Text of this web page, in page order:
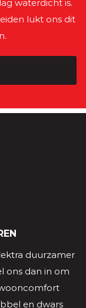
waterdicht is.
lukt ons dit
duurzamer
ons dan in om
en dwars